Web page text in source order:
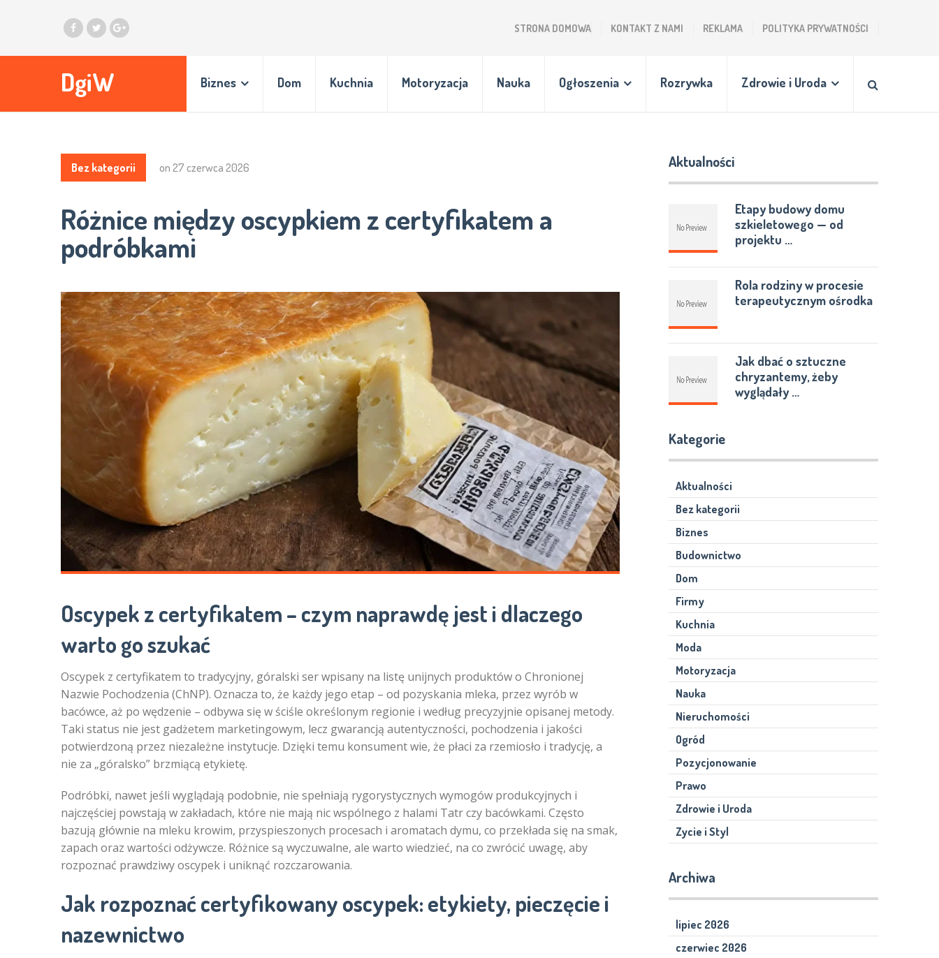
STRONA DOMOWA KONTAKT Z NAMI REKLAMA POLITYKA PRYWATNOŚCI
DgiW Biznes Dom Kuchnia Motoryzacja Nauka Ogłoszenia Rozrywka Zdrowie i Uroda
Bez kategorii on 27 czerwca 2026
Różnice między oscypkiem z certyfikatem a
podróbkami
Oscypek z certyfikatem – czym naprawdę jest i dlaczego
warto go szukać
Oscypek z certyfikatem to tradycyjny, góralski ser wpisany na listę unijnych produktów o Chronionej
Nazwie Pochodzenia (ChNP). Oznacza to, że każdy jego etap – od pozyskania mleka, przez wyrób w
bacówce, aż po wędzenie – odbywa się w ściśle określonym regionie i według precyzyjnie opisanej metody.
Taki status nie jest gadżetem marketingowym, lecz gwarancją autentyczności, pochodzenia i jakości
potwierdzoną przez niezależne instytucje. Dzięki temu konsument wie, że płaci za rzemiosło i tradycję, a
nie za „góralsko” brzmiącą etykietę.
Podróbki, nawet jeśli wyglądają podobnie, nie spełniają rygorystycznych wymogów produkcyjnych i
najczęściej powstają w zakładach, które nie mają nic wspólnego z halami Tatr czy bacówkami. Często
bazują głównie na mleku krowim, przyspieszonych procesach i aromatach dymu, co przekłada się na smak,
zapach oraz wartości odżywcze. Różnice są wyczuwalne, ale warto wiedzieć, na co zwrócić uwagę, aby
rozpoznać prawdziwy oscypek i uniknąć rozczarowania.
Jak rozpoznać certyfikowany oscypek: etykiety, pieczęcie i
nazewnictwo
Aktualności
Etapy budowy domu
szkieletowego — od
projektu …
Rola rodziny w procesie
terapeutycznym ośrodka
Jak dbać o sztuczne
chryzantemy, żeby
wyglądały …
Kategorie
Aktualności
Bez kategorii
Biznes
Budownictwo
Dom
Firmy
Kuchnia
Moda
Motoryzacja
Nauka
Nieruchomości
Ogród
Pozycjonowanie
Prawo
Zdrowie i Uroda
Zycie i Styl
Archiwa
lipiec 2026
czerwiec 2026